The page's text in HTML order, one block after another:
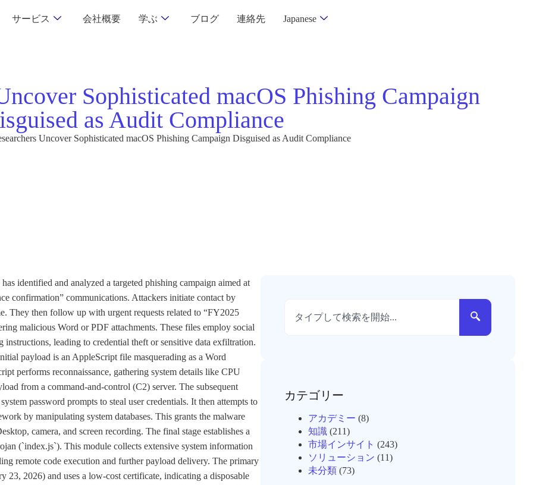
サービス 会社概要 学ぶ ブログ 連絡先 Japanese
Sophisticated macOS Phishing Campaign
as Audit Compliance
Uncover Sophisticated macOS Phishing Campaign Disguised as Audit Compliance
identified and analyzed a targeted phishing campaign aimed at
confirmation” communications. Attackers initiate contact by
They then follow up with urgent requests related to “FY2025
malicious Word or PDF attachments. These files employ social
leading to credential theft or sensitive data exfiltration.
payload is an AppleScript file masquerading as a Word
performs reconnaissance, gathering system details like CPU
from a command-and-control (C2) server. The subsequent
password prompts to steal user credentials. It then attempts to
by manipulating system databases. This grants the malware
camera, and screen recording. The final stage establishes a
(`index.js`). This module collects extensive system information
remote code execution and further payload delivery. The primary
23, 2026) and uses a low-cost certificate, indicating a disposable
カテゴリー
アカデミー (8)
知識(211)
市場インサイト (243)
ソリューション (11)
未分類(73)